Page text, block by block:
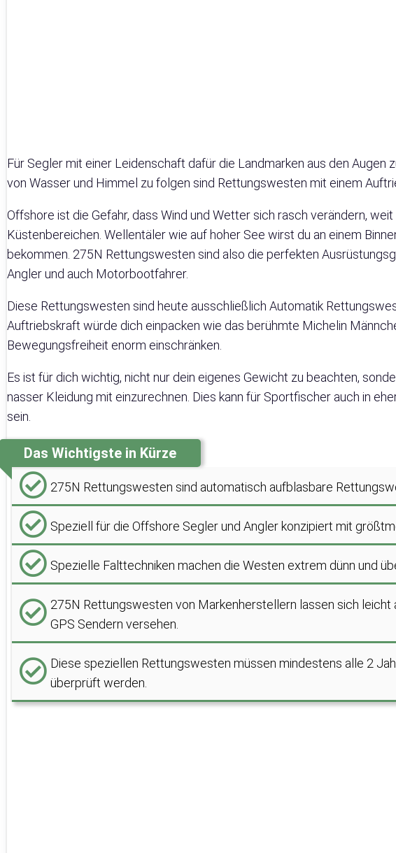
Für Segler mit einer Leidenschaft dafür die Landmarken aus den Augen
von Wasser und Himmel zu folgen sind Rettungswesten mit einem
Offshore ist die Gefahr, dass Wind und Wetter sich rasch verändern,
Küstenbereichen. Wellentäler wie auf hoher See wirst du an einem
bekommen. 275N Rettungswesten sind also die perfekten
Angler und auch Motorbootfahrer.
Diese Rettungswesten sind heute ausschließlich Automatik
Auftriebskraft würde dich einpacken wie das berühmte Michelin
Bewegungsfreiheit enorm einschränken.
Es ist für dich wichtig, nicht nur dein eigenes Gewicht zu beachten,
nasser Kleidung mit einzurechnen. Dies kann für Sportfischer auch in
sein.
Das Wichtigste in Kürze
275N Rettungswesten sind automatisch aufblasbare
Speziell für die Offshore Segler und Angler konzipiert mit
Spezielle Falttechniken machen die Westen extrem dünn und
275N Rettungswesten von Markenherstellern lassen sich
GPS Sendern versehen.
Diese speziellen Rettungswesten müssen mindestens alle 2
überprüft werden.